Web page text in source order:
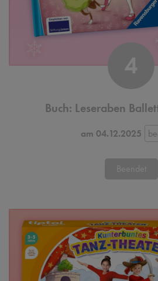
4
Buch: Leseraben
am 04.12.2025
Beendet